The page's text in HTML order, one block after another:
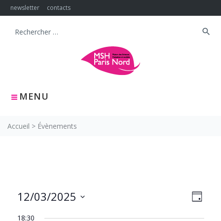
Skip
to
newsletter contacts
MENU
Search
search
Accueil > Évènements
PAR
de
vues
JOUR
12/03/2025
18:30